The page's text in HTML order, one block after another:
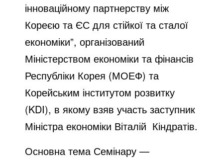
інноваційному партнерству між
Кореєю та ЄС для стійкої та сталої
економіки”, організований
Міністерством економіки та фінансів
Республіки Корея (МОЕФ) та
Корейським інститутом розвитку
(KDI), в якому взяв участь заступник
Міністра економіки Віталій Кіндратів.
Основна тема Семінару —